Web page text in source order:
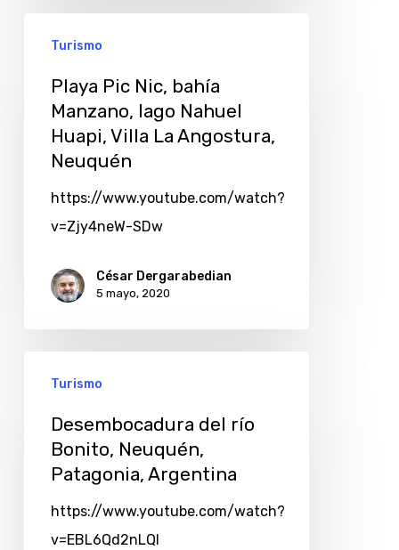
Turismo
Playa Pic Nic, bahía
Manzano, lago Nahuel
Huapi, Villa La Angostura,
Neuquén
https://www.youtube.com/watch?
v=Zjy4neW-SDw
César Dergarabedian
5 mayo, 2020
Turismo
Desembocadura del río
Bonito, Neuquén,
Patagonia, Argentina
https://www.youtube.com/watch?
v=EBL6Qd2nLQI